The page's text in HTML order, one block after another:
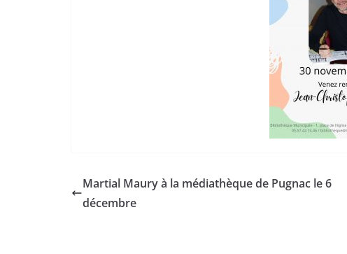
Martial Maury à la médiathèque de Pugnac le 6
décembre